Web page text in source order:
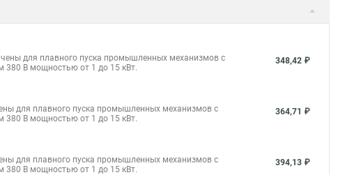
для плавного пуска промышленных механизмов с
В мощностью от 1 до 15 кВт.
348,42 ₽
для плавного пуска промышленных механизмов с
В мощностью от 1 до 15 кВт.
364,71 ₽
для плавного пуска промышленных механизмов с
В мощностью от 1 до 15 кВт.
394,13 ₽